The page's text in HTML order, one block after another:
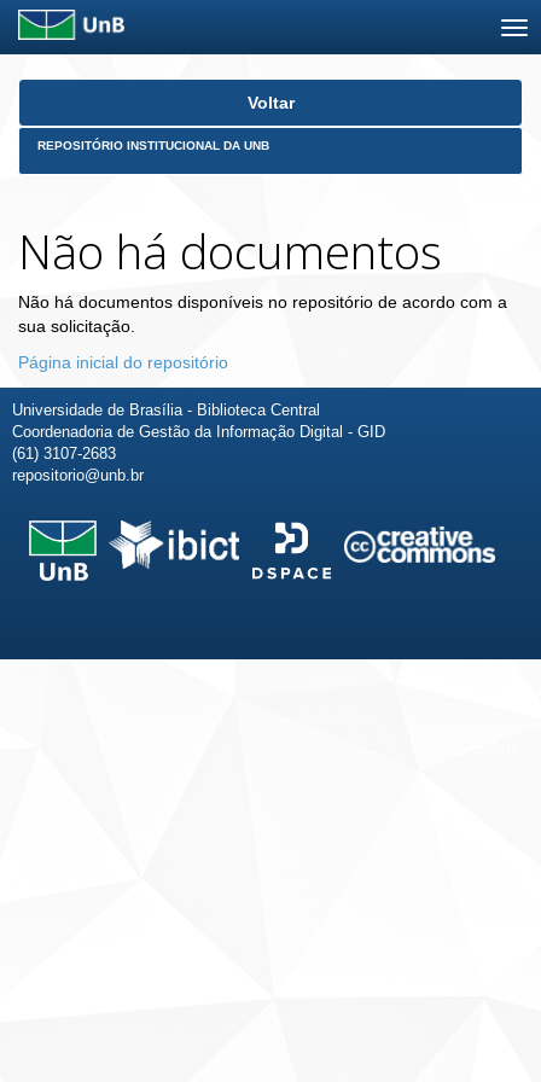
Skip
Voltar
REPOSITÓRIO INSTITUCIONAL DA UNB
Não há documentos
Não há documentos disponíveis no repositório de acordo com a
sua solicitação.
Página inicial do repositório
Universidade de Brasília - Biblioteca Central
Coordenadoria de Gestão da Informação Digital - GID
(61) 3107-2683
repositorio@unb.br